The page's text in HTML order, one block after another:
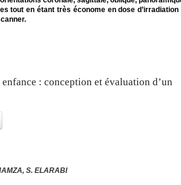
tout en étant très économe en dose d’irradiation
: conception et évaluation d’un
S. ELARABI